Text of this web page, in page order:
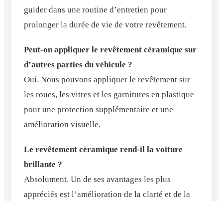
guider dans une routine d’entretien pour
prolonger la durée de vie de votre revêtement.
Peut-on appliquer le revêtement céramique sur
d’autres parties du véhicule ?
Oui. Nous pouvons appliquer le revêtement sur
les roues, les vitres et les garnitures en plastique
pour une protection supplémentaire et une
amélioration visuelle.
Le revêtement céramique rend-il la voiture
brillante ?
Absolument. Un de ses avantages les plus
appréciés est l’amélioration de la clarté et de la